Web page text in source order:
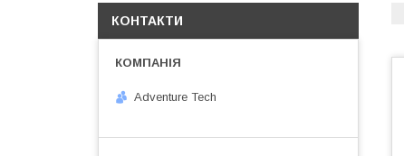
КОНТАКТИ
Adventure Tech